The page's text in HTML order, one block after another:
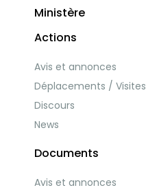
Ministère
Actions
Avis et annonces
Déplacements / Visites
Discours
News
Documents
Avis et annonces